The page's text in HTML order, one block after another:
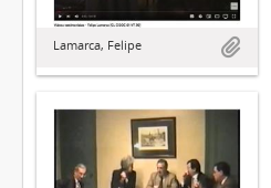
Lamarca, Felipe